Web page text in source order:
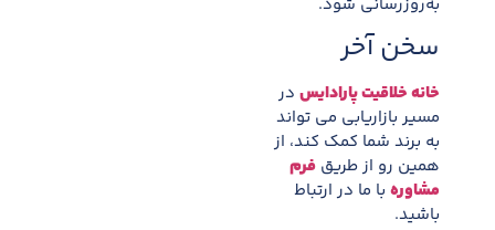
سخن آخر
خانه خلاقیت پارادایس در
مسیر بازاریابی می تواند
به برند شما کمک کند، از
همین رو از طریق فرم
مشاوره با ما در ارتباط
باشید.